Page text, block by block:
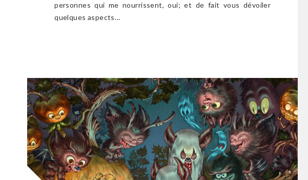
personnes qui me nourrissent, oui; et de fait vous dévoiler
quelques aspects…